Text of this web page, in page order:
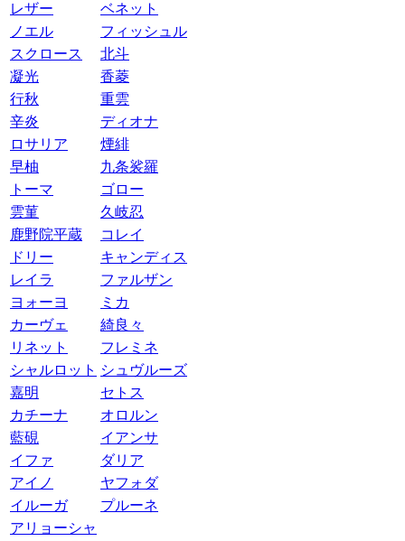
レザー
ベネット
ノエル
フィッシュル
スクロース
北斗
凝光
香菱
行秋
重雲
辛炎
ディオナ
ロサリア
煙緋
早柚
九条裟羅
トーマ
ゴロー
雲菫
久岐忍
鹿野院平蔵
コレイ
ドリー
キャンディス
レイラ
ファルザン
ヨォーヨ
ミカ
カーヴェ
綺良々
リネット
フレミネ
シャルロット シュヴルーズ
嘉明
セトス
カチーナ
オロルン
藍硯
イアンサ
イファ
ダリア
アイノ
ヤフォダ
イルーガ
プルーネ
アリョーシャ